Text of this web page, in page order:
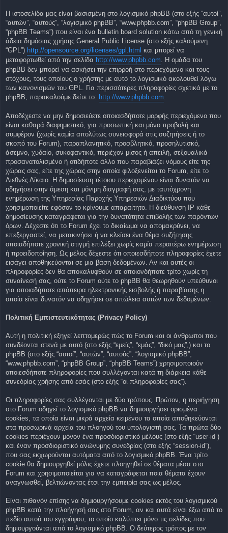
Η ιστοσελίδα μας είναι βασισμένη στο λογισμικό phpBB (στο εξής “αυτοί”,
“αυτών”, “αυτούς”, “λογισμικό phpBB”, “www.phpbb.com”, “phpBB Group”,
“phpBB Teams”) που είναι ένα bulletin board solution κάτω από τη γενική
άδεια δημόσιας χρήσης General Public License (στο εξής καλούμενη
“GPL”) http://opensource.org/licenses/gpl.html και μπορεί να
μεταφορτωθεί από την σελίδα http://www.phpbb.com. Η ομάδα του
phpBB δεν μπορεί να ασκήσει την επιρροή στο περιεχόμενο και τους
στόχους, τους οποίους ο χρήστης με αυτό το λογισμικό ακολουθεί λόγω
των κανονισμών του GPL. Για περισσότερες πληροφορίες σχετικά με το
phpBB, παρακαλούμε δείτε το: http://www.phpbb.com.
Αποδέχεστε να μην δημοσιεύετε οποιασδήποτε μορφής περιεχόμενο που
είναι καθαρά διαφημιστικό, για προσωπική και μόνο προβολή και
συμφέρον (χωρίς καμία απολύτως συνεισφορά στις συζητήσεις ή το
σκοπό του Forum), παραπλανητικό, προσβλητικό, προσηλυτισκό,
άσεμνο, χυδαίο, συκοφαντικό, περιέχον μίσος ή απειλή, σεξουαλικά
προσανατολισμένο ή οτιδήποτε άλλο που παραβιάζει νόμους είτε της
χώρας σας, είτε της χώρας στην οποία φιλοξενείται το Forum, είτε το
Διεθνές Δίκαιο. Η δημοσίευση τέτοιου περιεχομένου είναι δυνατόν να
οδηγήσει στην άμεση και μόνιμη διαγραφή σας, με ταυτόχρονη
ενημέρωση της Υπηρεσίας Παροχής Υπηρεσιών Διαδικτύου που
χρησιμοποιείτε εφόσον το κρίνουμε απαραίτητο. Η διεύθυνση IP κάθε
δημοσίευσης καταγράφεται για την δυνατότητα επιβολής των παρόντων
όρων. Δέχεστε ότι το Forum έχει το δικαίωμα να απομακρύνει, να
επεξεργαστεί, να μετακινήσει ή να κλείσει ένα θέμα συζήτησης
οποιαδήποτε χρονική στιγμή επιλέξει χωρίς καμία περαιτέρω ενημέρωση
ή προειδοποίηση. Ως μέλος δέχεστε ότι οποιεσδήποτε πληροφορίες έχετε
εισάγει αποθηκεύονται σε μια βάση δεδομένων. Αν και αυτές οι
πληροφορίες δεν θα αποκαλυφθούν σε οποιονδήποτε τρίτο χωρίς τη
συναίνεσή σας, ούτε το Forum ούτε το phpBB θα θεωρηθούν υπεύθυνοι
για οποιαδήποτε απόπειρα ηλεκτρονικής εισβολής ή παραβίασης η
οποία είναι δυνατόν να οδηγήσει σε απώλεια αυτών των δεδομένων.
Πολιτική Εμπιστευτικότητας (Privacy Policy)
Αυτή η πολιτική εξηγεί λεπτομερώς πώς το Forum και οι άνθρωποι που
συνδέονται στενά με αυτό (στο εξής “εμείς”, “εμάς”, “δικό μας”,) και το
phpBB (στο εξής “αυτοί”, “αυτών”, “αυτούς”, “λογισμικό phpBB”,
“www.phpbb.com”, “phpBB Group”, “phpBB Teams”) χρησιμοποιούν
οποιεσδήποτε πληροφορίες που συλλέγονται κατά τη διάρκεια κάθε
συνεδρίας χρήσης από εσάς (στο εξής “οι πληροφορίες σας”).
Οι πληροφορίες σας συλλέγονται με δύο τρόπους. Πρώτον, η περιήγηση
στο Forum οδηγεί το λογισμικό phpBB να δημιουργήσει ορισμένα
cookies, τα οποία είναι μικρά αρχεία κειμένου τα οποία αποθηκεύονται
στα προσωρινά αρχεία του πλοηγού του υπολογιστή σας. Τα πρώτα δύο
cookies περιέχουν μόνον ένα προσδιοριστικό μέλους (στο εξής “user-id”)
και έναν προσδιοριστικό ανώνυμης συνεδρίας (στο εξής “session-id”),
που σας εκχωρούνται αυτόματα από το λογισμικό phpBB. Ένα τρίτο
cookie θα δημιουργηθεί μόλις έχετε πλοηγηθεί σε θέματα μέσα στο
Forum και χρησιμοποιείται για να καταγράφεται ποια θέματα έχουν
αναγνωσθεί, βελτιώνοντας έτσι την εμπειρία σας ως μέλος.
Είναι πιθανόν επίσης να δημιουργήσουμε cookies εκτός του λογισμικού
phpBB κατά την πλοήγησή σας στο Forum, αν και αυτά είναι έξω από το
πεδίο αυτού του εγγράφου, το οποίο καλύπτει μόνο τις σελίδες που
δημιουργούνται από το λογισμικό phpBB. Ο δεύτερος τρόπος με τον